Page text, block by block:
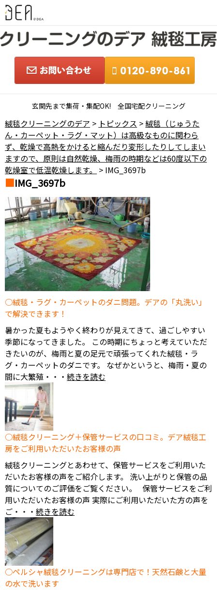
玄関先まで集荷・集配OK! 全国宅配クリーニング
絨毯クリーニングのデア > トピックス >絨毯（じゅうた
ん・カーペット・ラグ・マット）は高級なものに関わら
ず、乾燥で高熱をかけると縮んだり変形したりしてしまい
ますので、原則は自然乾燥、梅雨の時期などは60度以下の
乾燥室で低温乾燥します。
> IMG_3697b
IMG_3697b
絨毯・ラグ・カーペットのダニ問題。デアの「丸洗い」
で解決できます！
暑かった夏もようやく終わりが見えてきて、過ごしやすい
季節になってきました。 この時期にちょっと考えていただ
きたいのが、梅雨と夏の足元で頑張ってくれた絨毯・ラ
グ・カーペットのダニです。 なぜかというと、梅雨・夏の
間に大繁殖・・・ 続きを読む
絨毯クリーニング＋保管サービスの口コミ。デア絨毯工
房をご利用いただいたお客様の声
絨毯クリーニングとあわせて、保管サービスをご利用いた
だいたお客様の声をご紹介します。 洗い上がりと保管の品
質についてのご評価をご覧ください。 保管サービスをご利
用いただいたお客様の声 実際にご利用いただいた方の声を
ご・・・ 続きを読む
ペルシャ絨毯クリーニングは専門店で！天然石鹸と大量
の水で洗います